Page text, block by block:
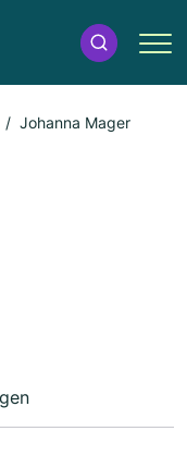
Johanna Mager